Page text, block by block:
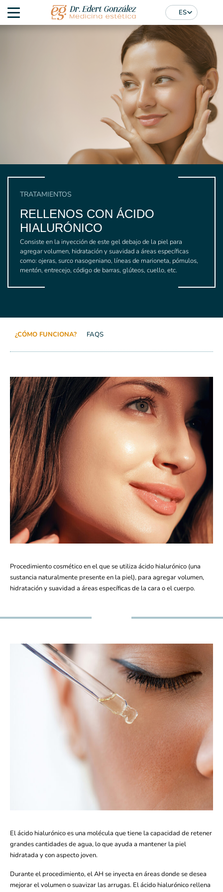
ES
TRATAMIENTOS
RELLENOS CON ÁCIDO
HIALURÓNICO
Consiste en la inyección de este gel debajo de la piel para
agregar volumen, hidratación y suavidad a áreas específicas
como: ojeras, surco nasogeniano, líneas de marioneta, pómulos,
mentón, entrecejo, código de barras, glúteos, cuello, etc.
¿CÓMO FUNCIONA? FAQS
Procedimiento cosmético en el que se utiliza ácido hialurónico (una
sustancia naturalmente presente en la piel), para agregar volumen,
hidratación y suavidad a áreas específicas de la cara o el cuerpo.
El ácido hialurónico es una molécula que tiene la capacidad de retener
grandes cantidades de agua, lo que ayuda a mantener la piel
hidratada y con aspecto joven.
Durante el procedimiento, el AH se inyecta en áreas donde se desea
mejorar el volumen o suavizar las arrugas. El ácido hialurónico rellena